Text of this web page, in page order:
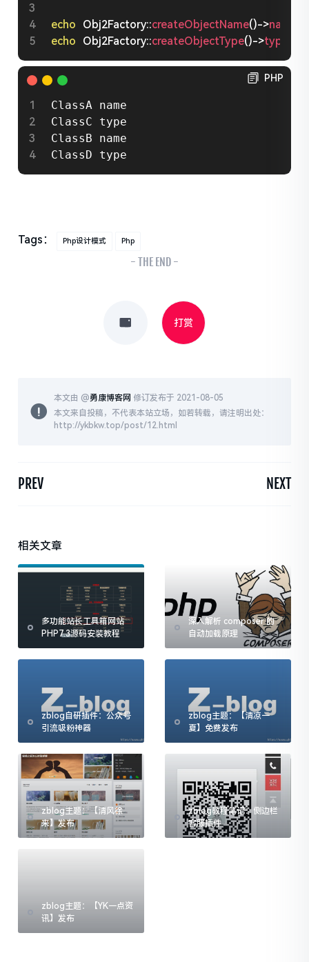
echo Obj2Factory::createObjectName()->name
echo
Obj2Factory::createObjectType()->type
PHP
ClassA name
ClassC type
ClassB name
ClassD type
Tags： Php设计模式 Php
- THE END -
打赏
本文由 @勇康博客网 修订发布于 2021-08-05
本文来自投稿，不代表本站立场，如若转载，请注明出处：
http://ykbkw.top/post/12.html
PREV NEXT
相关文章
多功能站长工具箱网站
PHP7.3源码安装教程
深入解析 composer 的
自动加载原理
zblog自研插件：公众号
引流吸粉神器
zblog主题：【清凉一
夏】免费发布
zblog主题：【清风徐
来】发布
zblog教程笔记：侧边栏
客服插件
zblog主题：【YK一点资
讯】发布